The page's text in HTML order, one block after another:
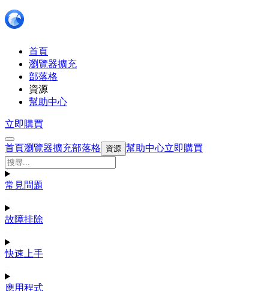
首頁
瀏覽器擴充
部落格
資源
幫助中心
立即購買
首頁瀏覽器擴充部落格 資源 幫助中心立即購買
常見問題
故障排除
快速上手
應用程式